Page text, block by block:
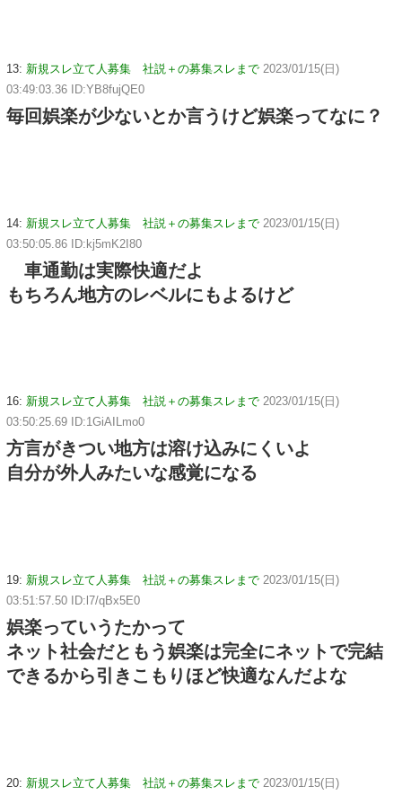
13: 新規スレ立て人募集 社説＋の募集スレまで 2023/01/15(日)
03:49:03.36 ID:YB8fujQE0
毎回娯楽が少ないとか言うけど娯楽ってなに？
14: 新規スレ立て人募集 社説＋の募集スレまで 2023/01/15(日)
03:50:05.86 ID:kj5mK2I80
車通勤は実際快適だよ
もちろん地方のレベルにもよるけど
16: 新規スレ立て人募集 社説＋の募集スレまで 2023/01/15(日)
03:50:25.69 ID:1GiAILmo0
方言がきつい地方は溶け込みにくいよ
自分が外人みたいな感覚になる
19: 新規スレ立て人募集 社説＋の募集スレまで 2023/01/15(日)
03:51:57.50 ID:l7/qBx5E0
娯楽っていうたかって
ネット社会だともう娯楽は完全にネットで完結
できるから引きこもりほど快適なんだよな
20: 新規スレ立て人募集 社説＋の募集スレまで 2023/01/15(日)